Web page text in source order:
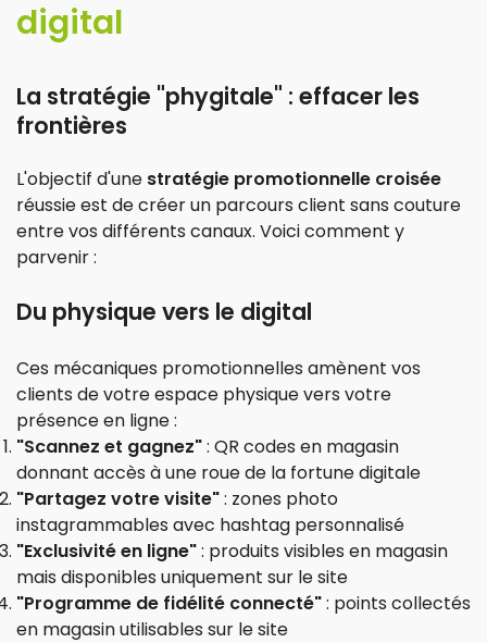
digital
La stratégie "phygitale" : effacer les
frontières
L'objectif d'une stratégie promotionnelle croisée
réussie est de créer un parcours client sans couture
entre vos différents canaux. Voici comment y
parvenir :
Du physique vers le digital
Ces mécaniques promotionnelles amènent vos
clients de votre espace physique vers votre
présence en ligne :
"Scannez et gagnez": QR codes en magasin
donnant accès à une roue de la fortune digitale
"Partagez votre visite": zones photo
instagrammables avec hashtag personnalisé
"Exclusivité en ligne": produits visibles en magasin
mais disponibles uniquement sur le site
"Programme de fidélité connecté": points collectés
en magasin utilisables sur le site